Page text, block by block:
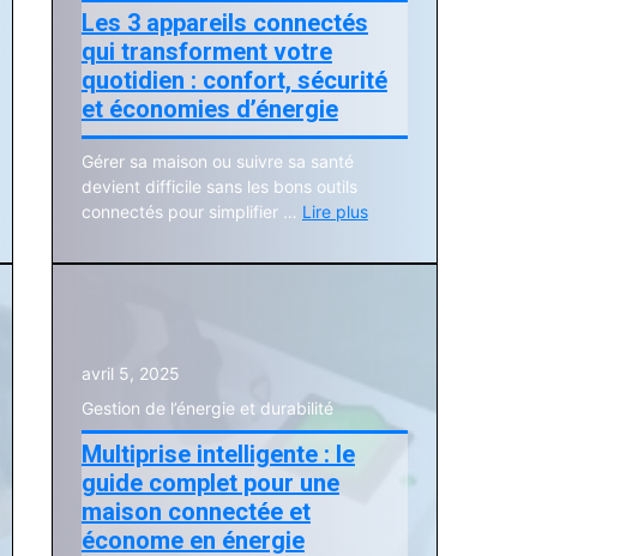
Les 3 appareils connectés
qui transforment votre
quotidien : confort, sécurité
et économies d’énergie
Gérer sa maison ou suivre sa santé
devient difficile sans les bons outils
connectés pour simplifier … Lire plus
avril 5, 2025
Gestion de l’énergie et durabilité
Multiprise intelligente : le
guide complet pour une
maison connectée et
économe en énergie